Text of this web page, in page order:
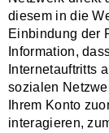
diesem in die
Einbindung der
Information,
Internetauftritts
sozialen
Ihrem Konto
interagieren,